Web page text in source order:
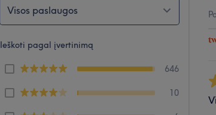
Visos paslaugos
Ieškoti pagal įvertinimą
646
10